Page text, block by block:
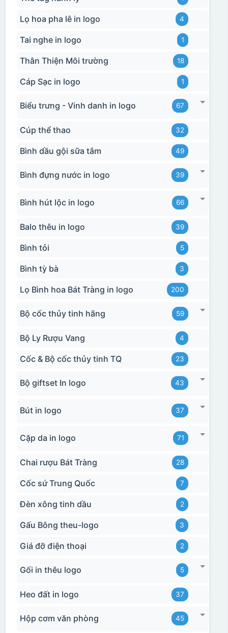
Lọ hoa pha lê in logo 4
Tai nghe in logo 1
Thân Thiện Môi trường 18
Cáp Sạc in logo 1
Biểu trưng - Vinh danh in logo 67
Cúp thể thao 32
Bình dầu gội sữa tắm 49
Bình đựng nước in logo 39
Bình hút lộc in logo 66
Balo thêu in logo 39
Bình tỏi 5
Bình tỳ bà 3
Lọ Bình hoa Bát Tràng in logo 200
Bộ cốc thủy tinh hãng 59
Bộ Ly Rượu Vang 4
Cốc & Bộ cốc thủy tinh TQ 23
Bộ giftset In logo 43
Bút in logo 37
Cặp da in logo 71
Chai rượu Bát Tràng 28
Cốc sứ Trung Quốc 7
Đèn xông tinh dầu 2
Gấu Bông theu-logo 3
Giá đỡ điện thoại 2
Gối in thêu logo 5
Heo đất in logo 37
Hộp cơm văn phòng 45